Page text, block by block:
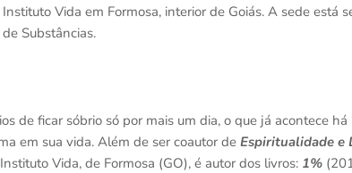
Vida em Formosa, interior de Goiás. A sede está
Substâncias.
de ficar sóbrio só por mais um dia, o que já acontece
em sua vida. Além de ser coautor de Espiritualidade e
Vida, de Formosa (GO), é autor dos livros: 1%